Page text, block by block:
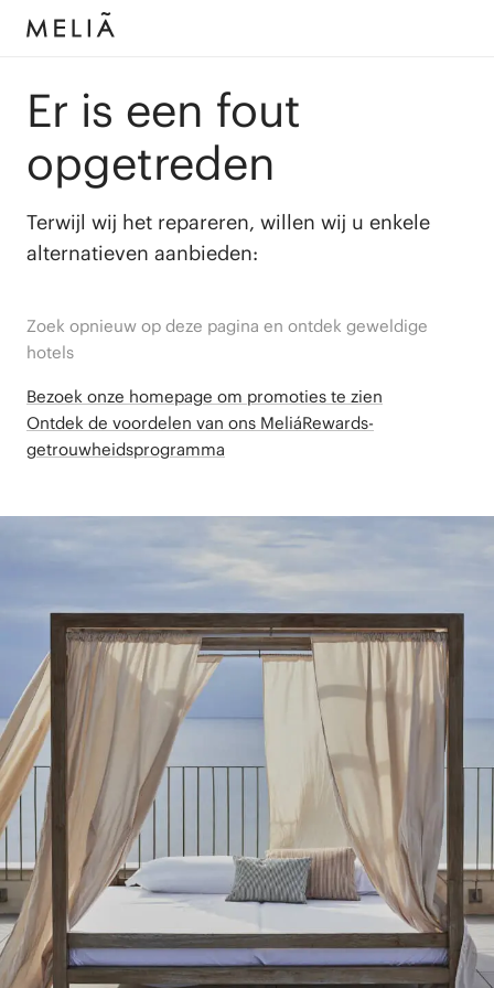
Er is een fout
opgetreden
Terwijl wij het repareren, willen wij u enkele
alternatieven aanbieden:
Zoek opnieuw op deze pagina en ontdek geweldige
hotels
Bezoek onze homepage om promoties te zien
Ontdek de voordelen van ons MeliáRewards-
getrouwheidsprogramma